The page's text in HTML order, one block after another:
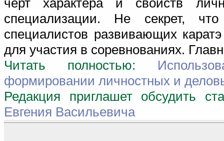
специализации. Не секрет, что
специалистов развивающих
для участия в соревнованиях.
Читать полностью:
формировании личностных и
Редакция приглашет обсудить
Евгения Васильевича